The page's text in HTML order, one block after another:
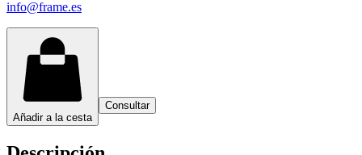
info@frame.es
Añadir a la cesta
Consultar